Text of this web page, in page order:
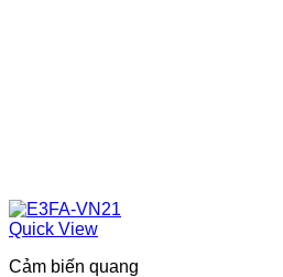
Quick View
Cảm biến quang